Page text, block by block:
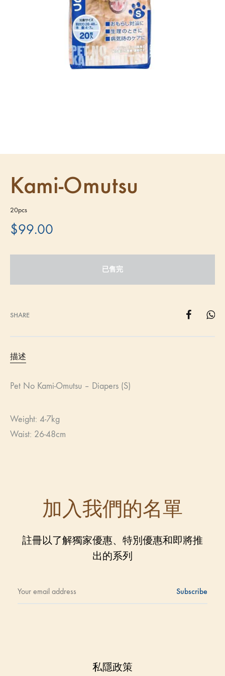
Kami-Omutsu
20pcs
$99.00
已售完
SHARE
描述
Pet No Kami-Omutsu – Diapers (S)
Weight: 4-7kg
Waist: 26-48cm
加入我們的名單
註冊以了解獨家優惠、特別優惠和即將推
出的系列
私隱政策